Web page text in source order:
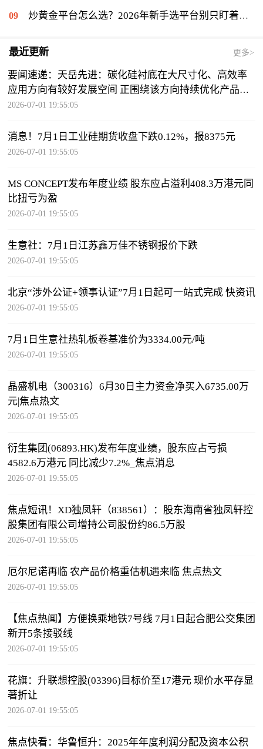
炒黄金平台怎么选？2026年新手选平台别只盯着低点差
最近更新 更多>
要闻速递：天岳先进：碳化硅衬底在大尺寸化、高效率
应用方向有较好发展空间 正围绕该方向持续优化产品布
局
2026-07-01 19:55:05
消息！7月1日工业硅期货收盘下跌0.12%，报8375元
2026-07-01 19:55:05
MS CONCEPT发布年度业绩 股东应占溢利408.3万港元同
比扭亏为盈
2026-07-01 19:55:05
生意社：7月1日江苏鑫万佳不锈钢报价下跌
2026-07-01 19:55:05
北京“涉外公证+领事认证”7月1日起可一站式完成 快资讯
2026-07-01 19:55:05
7月1日生意社热轧板卷基准价为3334.00元/吨
2026-07-01 19:55:05
晶盛机电（300316）6月30日主力资金净买入6735.00万
元|焦点热文
2026-07-01 19:55:05
衍生集团(06893.HK)发布年度业绩，股东应占亏损
4582.6万港元 同比减少7.2%_焦点消息
2026-07-01 19:55:05
焦点短讯！XD独凤轩（838561）：股东海南省独凤轩控
股集团有限公司增持公司股份约86.5万股
2026-07-01 19:55:05
厄尔尼诺再临 农产品价格重估机遇来临 焦点热文
2026-07-01 19:55:05
【焦点热闻】方便换乘地铁7号线 7月1日起合肥公交集团
新开5条接驳线
2026-07-01 19:55:05
花旗：升联想控股(03396)目标价至17港元 现价水平存显
著折让
2026-07-01 19:55:05
焦点快看：华鲁恒升：2025年年度利润分配及资本公积